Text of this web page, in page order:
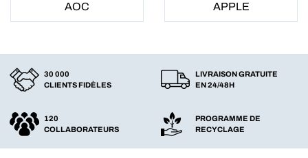
AOC
APPLE
30 000
CLIENTS FIDÈLES
LIVRAISON GRATUITE
EN 24/48H
120
COLLABORATEURS
PROGRAMME DE
RECYCLAGE